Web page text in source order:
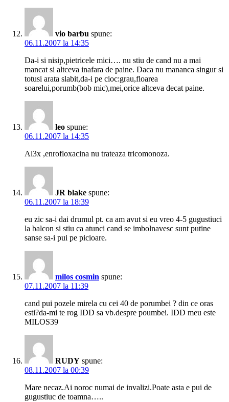
vio barbu spune:
06.11.2007 la 14:35
Da-i si nisip,pietricele mici…. nu stiu de cand nu a mai
mancat si altceva inafara de paine. Daca nu mananca singur si
totusi arata slabit,da-i pe cioc:grau,floarea
soarelui,porumb(bob mic),mei,orice altceva decat paine.
leo spune:
06.11.2007 la 14:35
Al3x ,enrofloxacina nu trateaza tricomonoza.
JR blake spune:
06.11.2007 la 18:39
eu zic sa-i dai drumul pt. ca am avut si eu vreo 4-5 gugustiuci
la balcon si stiu ca atunci cand se imbolnavesc sunt putine
sanse sa-i pui pe picioare.
milos cosmin spune:
07.11.2007 la 11:39
cand pui pozele mirela cu cei 40 de porumbei ? din ce oras
esti?da-mi te rog IDD sa vb.despre poumbei. IDD meu este
MILOS39
RUDY spune:
08.11.2007 la 00:39
Mare necaz.Ai noroc numai de invalizi.Poate asta e pui de
gugustiuc de toamna…..